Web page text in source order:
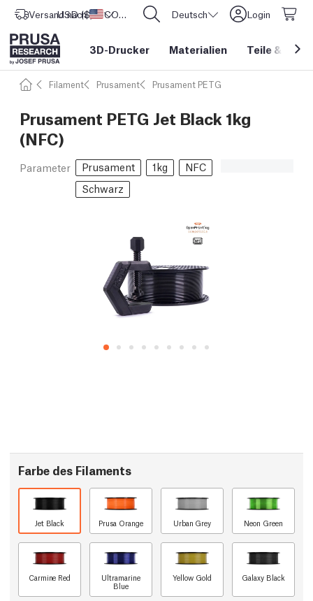
Versand nach Vereinigte Staaten
USD ($) CORE One L: Jetzt auf Lager! Deutsch Login
3D-Drucker Materialien Teile &
Filament Prusament Prusament PETG
Prusament PETG Jet Black 1kg
(NFC)
Parameter Prusament 1kg
NFC
Schwarz
Farbe des Filaments
Jet Black Prusa Orange Urban Grey Neon Green
Carmine Red
Ultramarine
Blue
Yellow Gold Galaxy Black